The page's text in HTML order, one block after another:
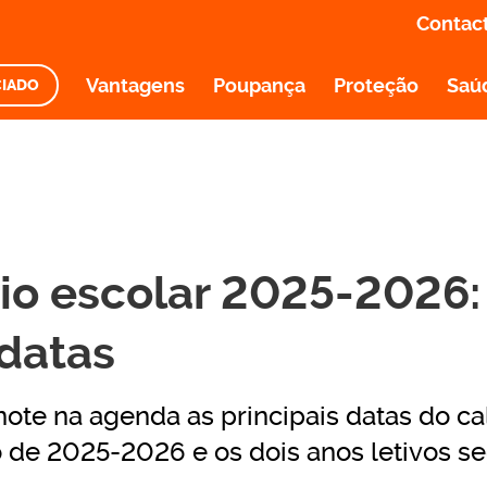
Vantagens Poupança Proteção
escolar 2025-
na agenda as principais datas do
de 2025-2026 e os dois anos letivos